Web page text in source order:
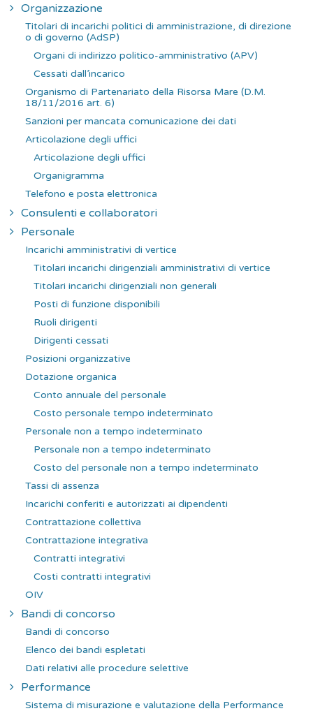
Organizzazione
Titolari di incarichi politici di amministrazione, di direzione
o di governo (AdSP)
Organi di indirizzo politico-amministrativo (APV)
Cessati dall’incarico
Organismo di Partenariato della Risorsa Mare (D.M.
18/11/2016 art. 6)
Sanzioni per mancata comunicazione dei dati
Articolazione degli uffici
Articolazione degli uffici
Organigramma
Telefono e posta elettronica
Consulenti e collaboratori
Personale
Incarichi amministrativi di vertice
Titolari incarichi dirigenziali amministrativi di vertice
Titolari incarichi dirigenziali non generali
Posti di funzione disponibili
Ruoli dirigenti
Dirigenti cessati
Posizioni organizzative
Dotazione organica
Conto annuale del personale
Costo personale tempo indeterminato
Personale non a tempo indeterminato
Personale non a tempo indeterminato
Costo del personale non a tempo indeterminato
Tassi di assenza
Incarichi conferiti e autorizzati ai dipendenti
Contrattazione collettiva
Contrattazione integrativa
Contratti integrativi
Costi contratti integrativi
OIV
Bandi di concorso
Bandi di concorso
Elenco dei bandi espletati
Dati relativi alle procedure selettive
Performance
Sistema di misurazione e valutazione della Performance